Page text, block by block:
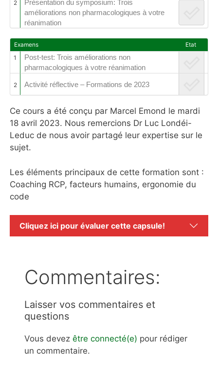
2
Présentation du symposium: Trois
améliorations non pharmacologiques à votre
réanimation
Examens
Etat
1
Post-test: Trois améliorations non
pharmacologiques à votre réanimation
2 Activité réflective – Formations de 2023
Ce cours a été conçu par Marcel Emond le mardi
18 avril 2023. Nous remercions Dr Luc Londéi-
Leduc de nous avoir partagé leur expertise sur le
sujet.
Les éléments principaux de cette formation sont :
Coaching RCP, facteurs humains, ergonomie du
code
Cliquez ici pour évaluer cette capsule!
Commentaires:
Laisser vos commentaires et
questions
Vous devez être connecté(e) pour rédiger
un commentaire.